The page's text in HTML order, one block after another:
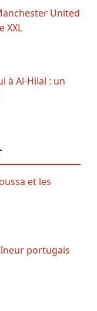
United
XXL
à Al-Hilal : un
et les
portugais